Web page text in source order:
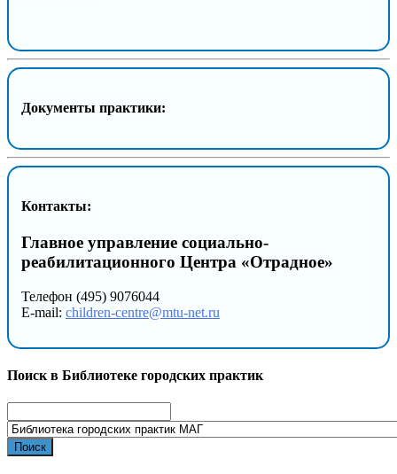
Документы практики:
Контакты:
Главное управление социально-
реабилитационного Центра «Отрадное»
Телефон (495) 9076044
E-mail: children-centre@mtu-net.ru
Поиск в Библиотеке городских практик
for: